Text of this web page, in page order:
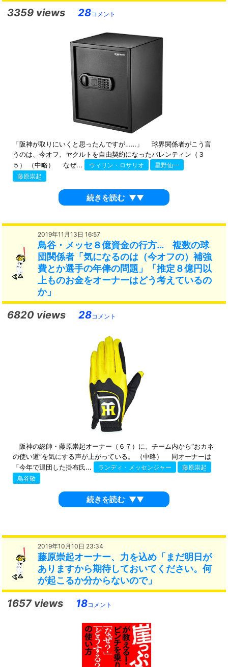
3359 views 28コメント
「阪神が取りにいくと思ったんですが……」 球界関係者がこう言
うのは、今オフ、ヤクルトを自由契約になったバレンティン（３
５） （中略） なぜ...
ウィリン・ロサリオ
星野仙一
藤原崇起
続きを読む ▼▼
2019年11月13日 16:57
鳥谷・メッセ８億資金の行方… 複数の球
団関係者「気になるのは（今オフの）補強
費とか選手の年俸の問題」「推定８億円以
上ものお金をオーナーはどう考えているの
か」
6820 views 28コメント
阪神の総帥・藤原崇起オーナー（６７）に、チーム内から“おカネ
の使い道”を気にする声が上がっている。 （中略） 同オーナーは
「今年で退団した掛布氏...
ランディ・メッセンジャー
藤原崇起
鳥谷敬
続きを読む ▼▼
2019年10月10日 23:34
藤原崇起オーナー、力を込め「まだ明日が
ありますから期待しておいてください。何
が起こるか分からないので」
1657 views 18コメント